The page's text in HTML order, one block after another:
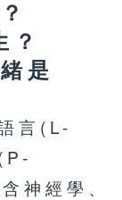
？
是
言(L-
神經學、